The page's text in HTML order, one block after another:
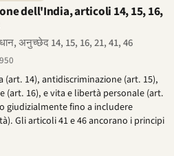
dell'India, articoli 14, 15, 16,
अनुच्छेद 14, 15, 16, 21, 41, 46
(art. 14), antidiscriminazione (art. 15),
(art. 16), e vita e libertà personale (art.
giudizialmente fino a includere
Gli articoli 41 e 46 ancorano i principi